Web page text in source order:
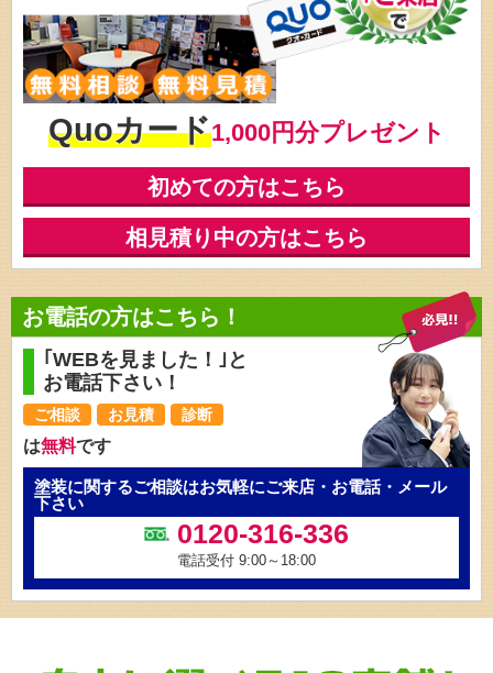
Quoカード1,000円分プレゼント
初めての方はこちら
相見積り中の方はこちら
お電話の方はこちら！
｢WEBを見ました！｣と
お電話下さい！
ご相談 お見積 診断
は無料です
塗装に関するご相談はお気軽にご来店・お電話・メール
下さい
0120-316-336
電話受付 9:00～18:00